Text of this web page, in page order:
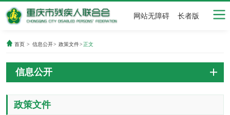
网站无障碍 长者版
首页 > 信息公开> 政策文件> 正文
信息公开
政策文件